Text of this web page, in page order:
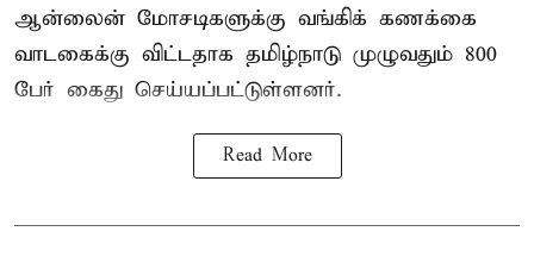
ஆன்லைன் மோசடிகளுக்கு வங்கிக் கணக்கை
வாடகைக்கு விட்டதாக தமிழ்நாடு முழுவதும் 800
பேர் கைது செய்யப்பட்டுள்ளனர்.
Read More